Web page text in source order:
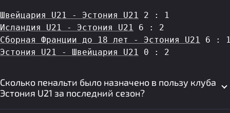
Швейцария U21 - Эстония U21 2 : 1
Исландия U21 - Эстония U21 6 : 2
Сборная Франции до 18 лет - Эстония U21 6 :
Эстония U21 - Швейцария U21 0 : 2
Сколько пенальти было назначено в пользу клуба
Эстония U21 за последний сезон?